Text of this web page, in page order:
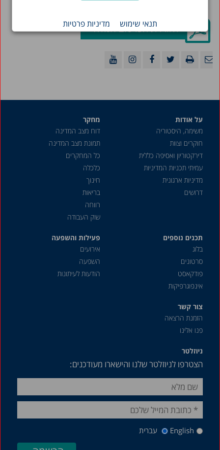
תנאי שימוש מדיניות פרטיותלהורדת הפרסום המלא »
על אודות
משימה, היסטוריה
חוקרים וצוות
דירקטוריון ואסיפה כללית
עמיתי תכניות המדיניות
מדיניות ארגונית
דרושים
מחקר
דוח מצב המדינה
תמונת מצב המדינה
כל המחקרים
כלכלה
חינוך
בריאות
רווחה
שוק העבודה
תכנים נוספים
בלוג
סרטונים
פודקאסט
אינפוגרפיקות
פעילות והשפעה
אירועים
השפעה
הודעות לעיתונות
צור קשר
הזמנת הרצאה
פנו אלינו
ניוזלטר
הצטרפו לניוזלטר שלנו והישארו מעודכנים:
English עברית